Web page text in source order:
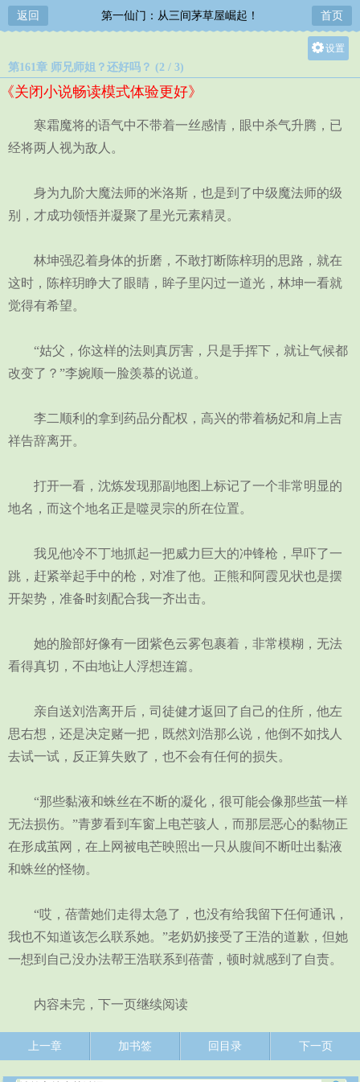
返回 第一仙门：从三间茅草屋崛起！ 首页
设置
中
第161章 师兄师姐？还好吗？ (2 / 3)
《关闭小说畅读模式体验更好》
寒霜魔将的语气中不带着一丝感情，眼中杀气升腾，已
经将两人视为敌人。
身为九阶大魔法师的米洛斯，也是到了中级魔法师的级
别，才成功领悟并凝聚了星光元素精灵。
林坤强忍着身体的折磨，不敢打断陈梓玥的思路，就在
这时，陈梓玥睁大了眼睛，眸子里闪过一道光，林坤一看就
觉得有希望。
“姑父，你这样的法则真厉害，只是手挥下，就让气候都
改变了？”李婉顺一脸羡慕的说道。
李二顺利的拿到药品分配权，高兴的带着杨妃和肩上吉
祥告辞离开。
打开一看，沈炼发现那副地图上标记了一个非常明显的
地名，而这个地名正是噬灵宗的所在位置。
我见他冷不丁地抓起一把威力巨大的冲锋枪，早吓了一
跳，赶紧举起手中的枪，对准了他。正熊和阿霞见状也是摆
开架势，准备时刻配合我一齐出击。
她的脸部好像有一团紫色云雾包裹着，非常模糊，无法
看得真切，不由地让人浮想连篇。
亲自送刘浩离开后，司徒健才返回了自己的住所，他左
思右想，还是决定赌一把，既然刘浩那么说，他倒不如找人
去试一试，反正算失败了，也不会有任何的损失。
“那些黏液和蛛丝在不断的凝化，很可能会像那些茧一样
无法损伤。”青萝看到车窗上电芒骇人，而那层恶心的黏物正
在形成茧网，在上网被电芒映照出一只从腹间不断吐出黏液
和蛛丝的怪物。
“哎，蓓蕾她们走得太急了，也没有给我留下任何通讯，
我也不知道该怎么联系她。”老奶奶接受了王浩的道歉，但她
一想到自己没办法帮王浩联系到蓓蕾，顿时就感到了自责。
内容未完，下一页继续阅读
上一章 加书签 回目录 下一页